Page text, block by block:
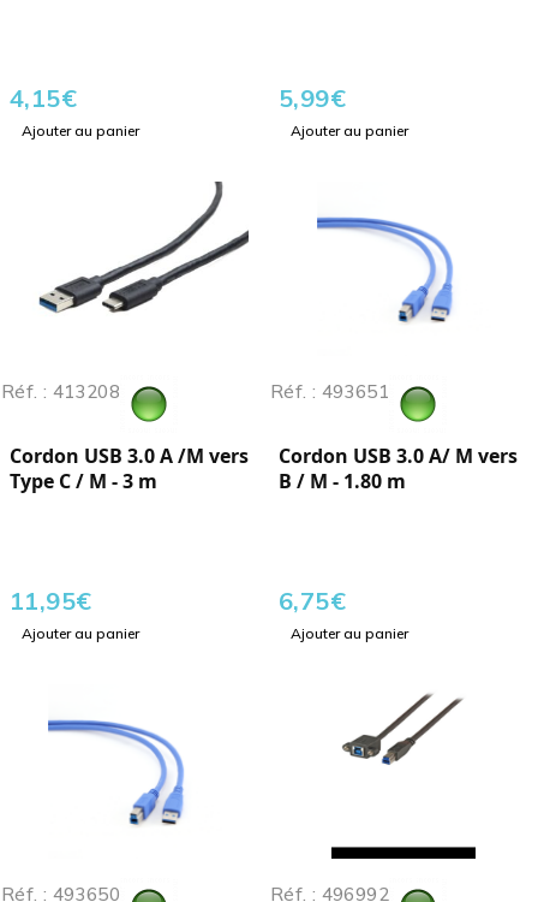
4,15€
Ajouter au panier
5,99€
Ajouter au panier
Réf. : 413208
Cordon USB 3.0 A /M vers
Type C / M - 3 m
11,95€
Ajouter au panier
Réf. : 493651
Cordon USB 3.0 A/ M vers
B / M - 1.80 m
6,75€
Ajouter au panier
Réf. : 493650 Réf. : 496992